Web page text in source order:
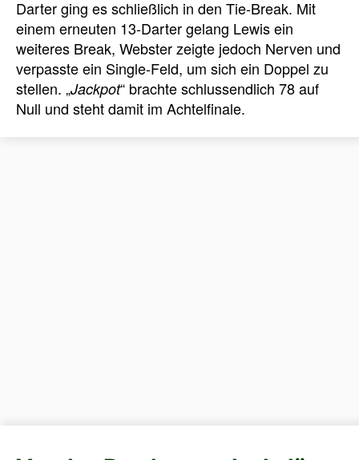
Darter ging es schließlich in den Tie-Break. Mit
einem erneuten 13-Darter gelang Lewis ein
weiteres Break, Webster zeigte jedoch Nerven und
verpasste ein Single-Feld, um sich ein Doppel zu
stellen. „Jackpot“ brachte schlussendlich 78 auf
Null und steht damit im Achtelfinale.